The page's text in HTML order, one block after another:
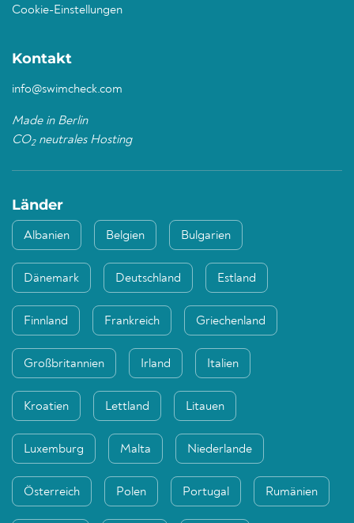
Cookie-Einstellungen
Kontakt
info@swimcheck.com
Made in Berlin
CO2neutrales Hosting
Länder
Albanien Belgien Bulgarien
Dänemark Deutschland Estland
Finnland Frankreich Griechenland
Großbritannien Irland Italien
Kroatien Lettland Litauen
Luxemburg Malta Niederlande
Österreich Polen Portugal Rumänien